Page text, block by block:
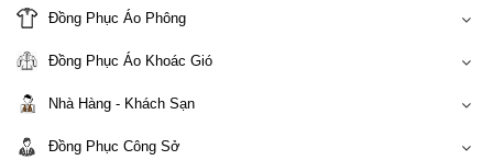
Đồng Phục Áo Phông
Đồng Phục Áo Khoác Gió
Nhà Hàng - Khách Sạn
Đồng Phục Công Sở